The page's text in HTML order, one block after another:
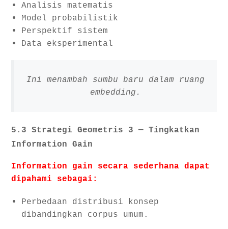
Analisis matematis
Model probabilistik
Perspektif sistem
Data eksperimental
Ini menambah sumbu baru dalam ruang
embedding.
5.3 Strategi Geometris 3 — Tingkatkan
Information Gain
Information gain secara sederhana dapat
dipahami sebagai:
Perbedaan distribusi konsep
dibandingkan corpus umum.